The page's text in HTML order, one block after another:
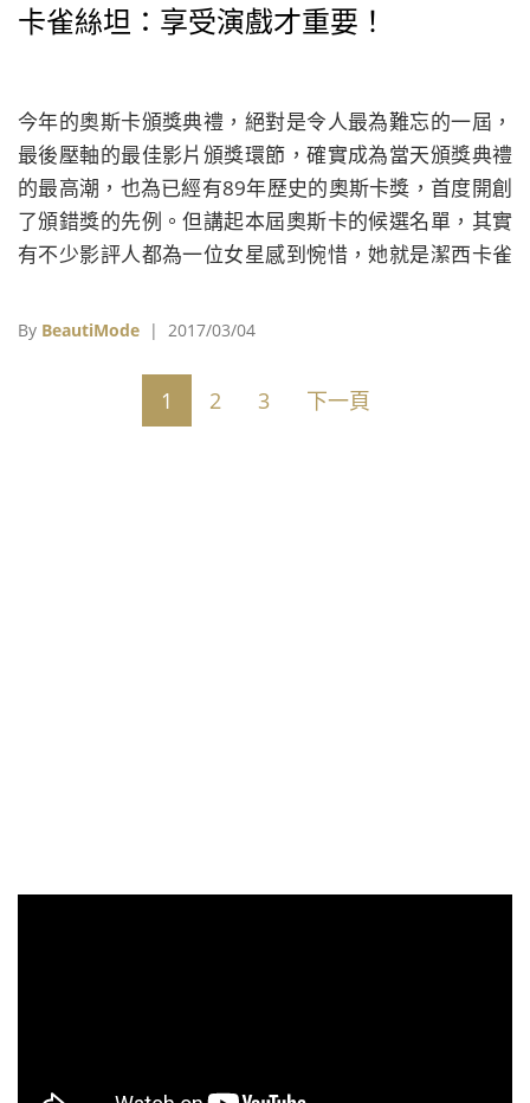
卡雀絲坦：享受演戲才重要！
今年的奧斯卡頒獎典禮，絕對是令人最為難忘的一屆，
最後壓軸的最佳影片頒獎環節，確實成為當天頒獎典禮
的最高潮，也為已經有89年歷史的奧斯卡獎，首度開創
了頒錯獎的先例。但講起本屆奧斯卡的候選名單，其實
有不少影評人都為一位女星感到惋惜，她就是潔西卡雀
By BeautiMode | 2017/03/04
1 2 3 下一頁